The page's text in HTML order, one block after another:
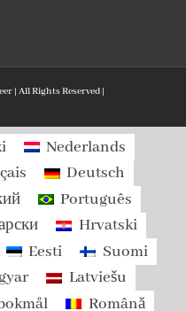
| All Rights Reserved |
Nederlands
Deutsch
Português
Hrvatski
Eesti
Suomi
Latviešu
Română